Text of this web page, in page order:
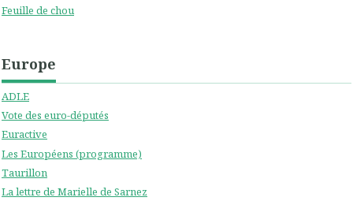
Feuille de chou
Europe
ADLE
Vote des euro-députés
Euractive
Les Européens (programme)
Taurillon
La lettre de Marielle de Sarnez